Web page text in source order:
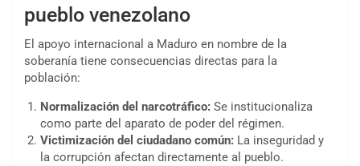
pueblo venezolano
El apoyo internacional a Maduro en nombre de la
soberanía tiene consecuencias directas para la
población:
Normalización del narcotráfico: Se institucionaliza
como parte del aparato de poder del régimen.
Victimización del ciudadano común: La inseguridad y
la corrupción afectan directamente al pueblo.